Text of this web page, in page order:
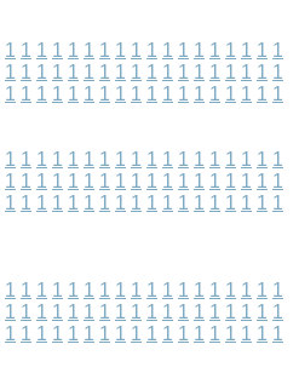
1 1 1 1 1 1 1 1 1 1 1 1 1 1 1 1 1 1
1 1 1 1 1 1 1 1 1 1 1 1 1 1 1 1 1 1
1 1 1 1 1 1 1 1 1 1 1 1 1 1 1 1 1 1
1 1 1 1 1 1 1 1 1 1 1 1 1 1 1 1 1 1
1 1 1 1 1 1 1 1 1 1 1 1 1 1 1 1 1 1
1 1 1 1 1 1 1 1 1 1 1 1 1 1 1 1 1 1
1 1 1 1 1 1 1 1 1 1 1 1 1 1 1 1 1 1
1 1 1 1 1 1 1 1 1 1 1 1 1 1 1 1 1 1
1 1 1 1 1 1 1 1 1 1 1 1 1 1 1 1 1 1